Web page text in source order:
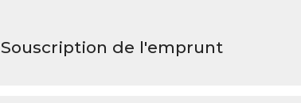
Souscription de l'emprunt